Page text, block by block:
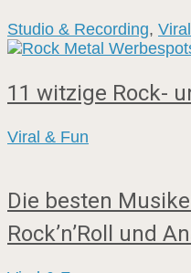
Studio & Recording,
11 witzige Rock-
Viral & Fun
Die besten
Rock’n’Roll und